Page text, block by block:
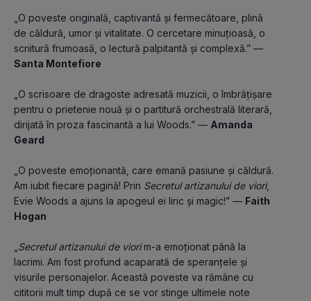
„O poveste originală, captivantă și fermecătoare, plină
de căldură, umor și vitalitate. O cercetare minuțioasă, o
Santa Montefiore
„O scrisoare de dragoste adresată muzicii, o îmbrățișare
pentru o prietenie nouă și o partitură orchestrală literară,
dirijată în proza ​​fascinantă a lui Woods.” — Amanda
Geard
„O poveste emoționantă, care emană pasiune și căldură.
Am iubit fiecare pagină! Prin Secretul artizanului de viori,
Evie Woods a ajuns la apogeul ei liric și magic!” — Faith
Hogan
„Secretul artizanului de viori m-a emoționat până la
lacrimi. Am fost profund acaparată de speranțele și
visurile personajelor. Această poveste va rămâne cu
cititorii mult timp după ce se vor stinge ultimele note